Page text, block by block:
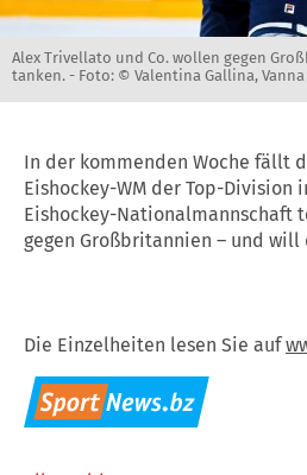
Alex Trivellato und Co. wollen gegen
tanken. - Foto: © Valentina Gallina,
In der kommenden Woche fällt
Eishockey-WM der Top-Division
Eishockey-Nationalmannschaft
gegen Großbritannien – und will
Die Einzelheiten lesen Sie auf